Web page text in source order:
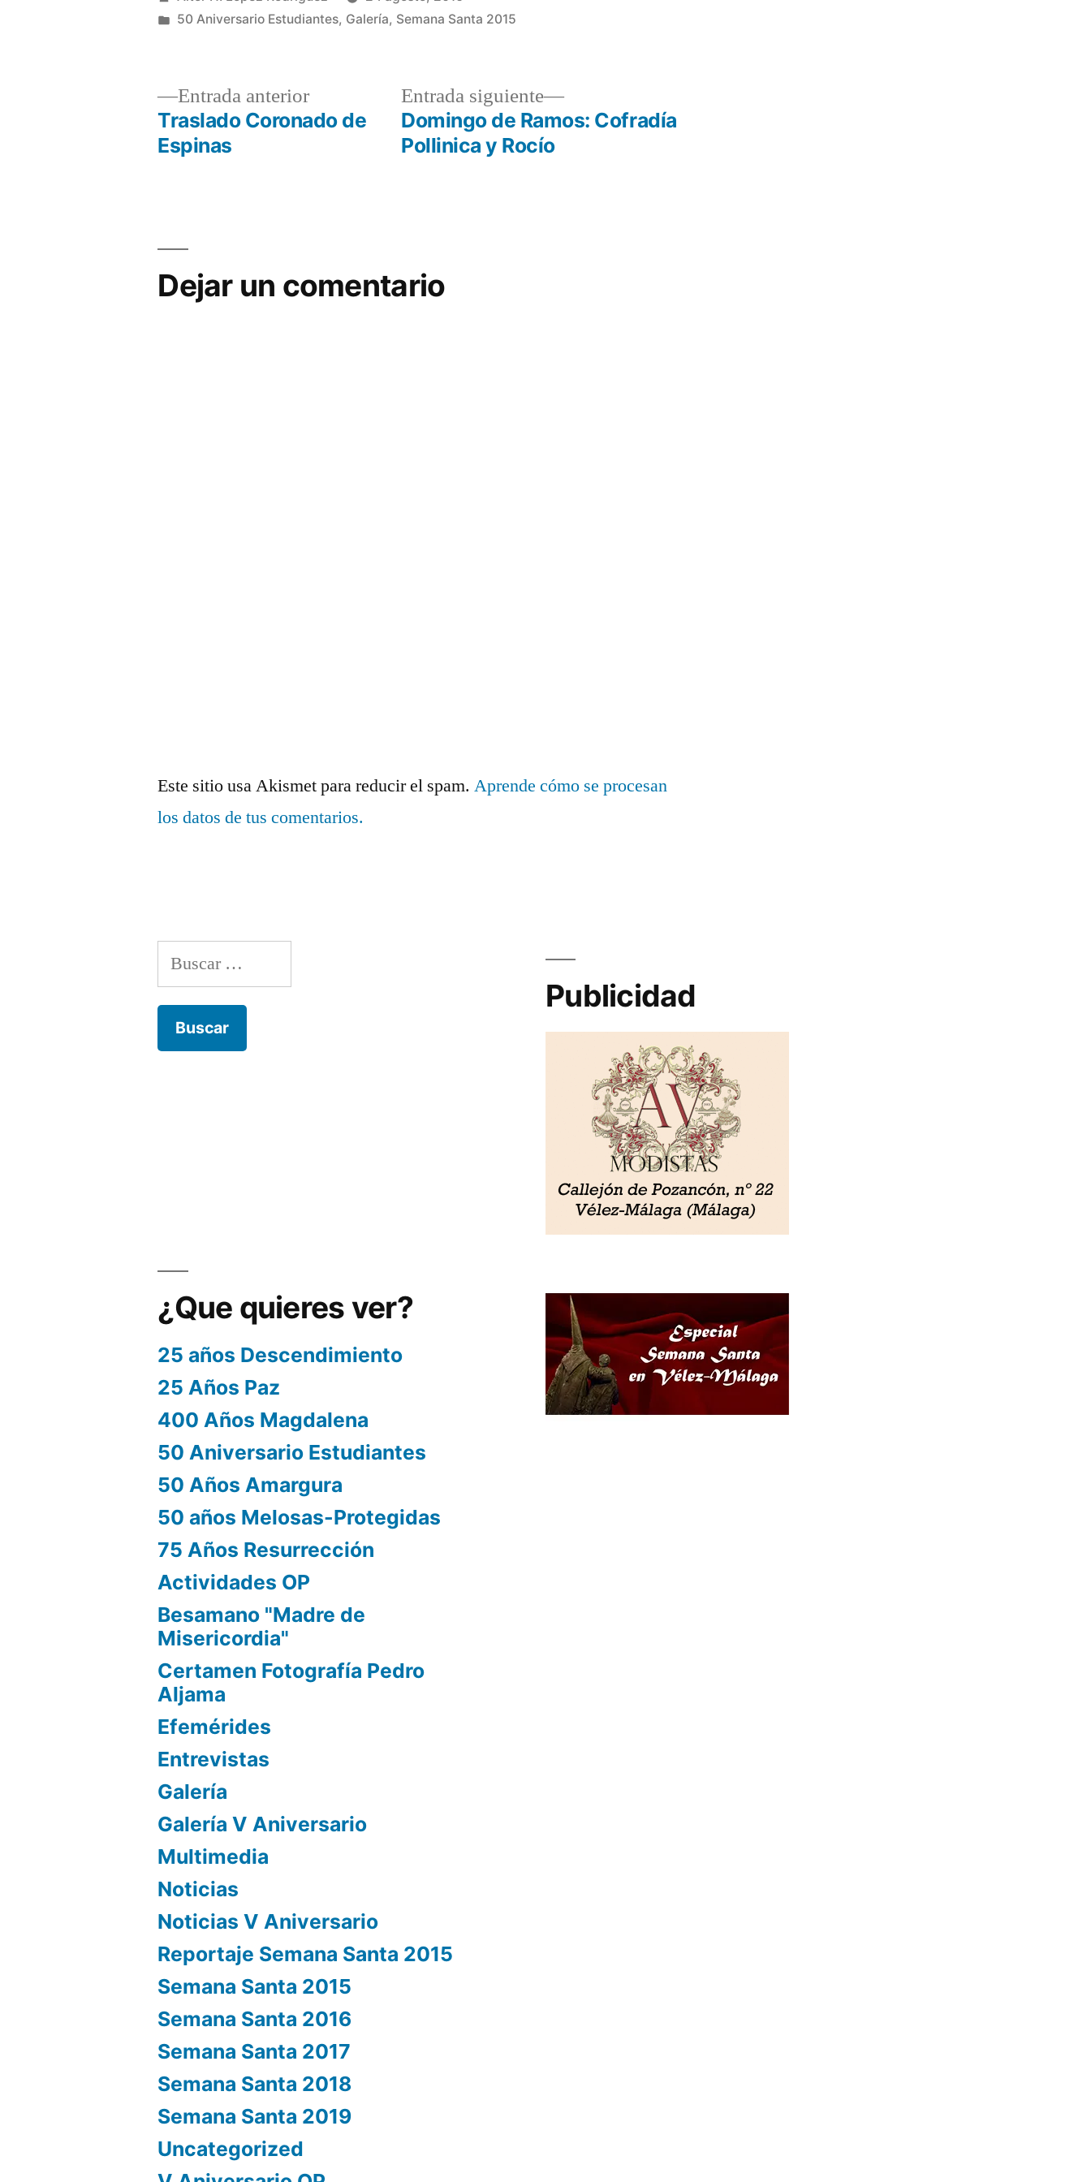
por
Publicado
50 Aniversario Estudiantes, Galería, Semana Santa 2015
Navegación
entradas
Entrada anteriorEntrada
anterior:
Traslado Coronado de
Espinas
Entrada siguiente
Entrada
siguiente:
Domingo de Ramos: Cofradía
Pollinica y Rocío
Dejar un comentario
Este sitio usa Akismet para reducir el spam.Aprende cómo se procesan
los datos de tus comentarios.
Buscar:
Publicidad
¿Que quieres ver?
25 años Descendimiento
25 Años Paz
400 Años Magdalena
50 Aniversario Estudiantes
50 Años Amargura
50 años Melosas-Protegidas
75 Años Resurrección
Actividades OP
Besamano "Madre de
Misericordia"
Certamen Fotografía Pedro
Aljama
Efemérides
Entrevistas
Galería
Galería V Aniversario
Multimedia
Noticias
Noticias V Aniversario
Reportaje Semana Santa 2015
Semana Santa 2015
Semana Santa 2016
Semana Santa 2017
Semana Santa 2018
Semana Santa 2019
Uncategorized